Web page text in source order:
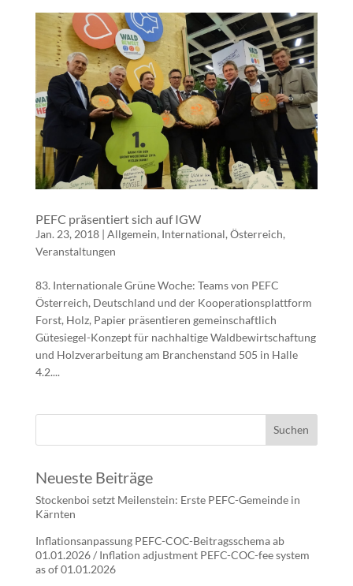
PEFC präsentiert sich auf IGW
Jan. 23, 2018| Allgemein, International, Österreich,
Veranstaltungen
83. Internationale Grüne Woche: Teams von PEFC
Österreich, Deutschland und der Kooperationsplattform
Forst, Holz, Papier präsentieren gemeinschaftlich
Gütesiegel-Konzept für nachhaltige Waldbewirtschaftung
und Holzverarbeitung am Branchenstand 505 in Halle
4.2....
Neueste Beiträge
Stockenboi setzt Meilenstein: Erste PEFC-Gemeinde in
Kärnten
Inflationsanpassung PEFC-COC-Beitragsschema ab
01.01.2026 / Inflation adjustment PEFC-COC-fee system
as of 01.01.2026